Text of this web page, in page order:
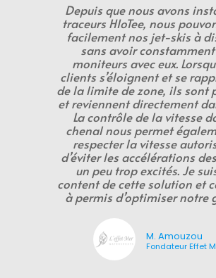
Depuis que nous avons
traceurs HIoTee, nous
facilement nos jet-skis à
sans avoir
moniteurs avec eux.
clients s’éloignent et se
de la limite de zone, ils sont
et reviennent directement
La contrôle de la vitesse
chenal nous permet
respecter la vitesse
d’éviter les accélérations
un peu trop excités. Je
content de cette solution et
à permis d’optimiser notre
M. Amouzou
Fondateur Effet